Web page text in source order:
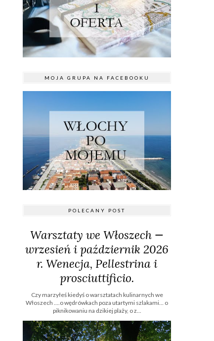
MOJA GRUPA NA FACEBOOKU
POLECANY POST
Warsztaty we Włoszech —
wrzesień i październik 2026
r. Wenecja, Pellestrina i
prosciuttificio.
Czy marzyłeś kiedyś o warsztatach kulinarnych we
Włoszech ....o wędrówkach poza utartymi szlakami… o
piknikowaniu na dzikiej plaży, o z...